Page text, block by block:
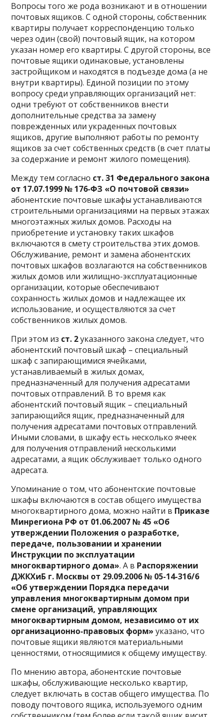
Вопросы того же рода возникают и в отношении
почтовых ящиков. С одной стороны, собственник
квартиры получает корреспонденцию только
через один (свой) почтовый ящик, на котором
указан номер его квартиры. С другой стороны, все
почтовые ящики одинаковые, установлены
застройщиком и находятся в подъезде дома (а не
внутри квартиры). Единой позиции по этому
вопросу среди управляющих организаций нет:
одни требуют от собственников внести
дополнительные средства за замену
поврежденных или украденных почтовых
ящиков, другие выполняют работы по ремонту
ящиков за счет собственных средств (в счет платы
за содержание и ремонт жилого помещения).
Между тем согласно ст. 31 Федерального закона
от 17.07.1999 № 176‑ФЗ «О почтовой связи»
абонентские почтовые шкафы устанавливаются
строительными организациями на первых этажах
многоэтажных жилых домов. Расходы на
приобретение и установку таких шкафов
включаются в смету строительства этих домов.
Обслуживание, ремонт и замена абонентских
почтовых шкафов возлагаются на собственников
жилых домов или жилищно-эксплуатационные
организации, которые обеспечивают
сохранность жилых домов и надлежащее их
использование, и осуществляются за счет
собственников жилых домов.
При этом из ст. 2указанного закона следует, что
абонентский почтовый шкаф – специальный
шкаф с запирающимися ячейками,
устанавливаемый в жилых домах,
предназначенный для получения адресатами
почтовых отправлений. В то время как
абонентский почтовый ящик – специальный
запирающийся ящик, предназначенный для
получения адресатами почтовых отправлений.
Иными словами, в шкафу есть несколько ячеек
для получения отправлений несколькими
адресатами, а ящик обслуживает только одного
адресата.
Упоминание о том, что абонентские почтовые
шкафы включаются в состав общего имущества
многоквартирного дома, можно найти в Приказе
Минрегиона РФ от 01.06.2007 № 45 «Об
утверждении Положения о разработке,
передаче, пользовании и хранении
Инструкции по эксплуатации
многоквартирного дома». А в Распоряжении
ДЖКХиБ г. Москвы от 29.09.2006 № 05-14-316/6
«Об утверждении Порядка передачи
управления многоквартирным домом при
смене организаций, управляющих
многоквартирным домом, независимо от их
организационно-правовых форм» указано, что
почтовые ящики являются материальными
ценностями, относящимися к общему имуществу.
По мнению автора, абонентские почтовые
шкафы, обслуживающие несколько квартир,
следует включать в состав общего имущества. По
поводу почтового ящика, используемого одним